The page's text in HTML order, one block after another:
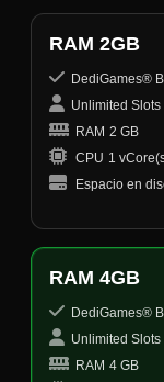
RAM 2GB
DediGames®
Unlimited Slots
RAM 2 GB
CPU 1
Espacio en
RAM 4GB
DediGames®
Unlimited Slots
RAM 4 GB